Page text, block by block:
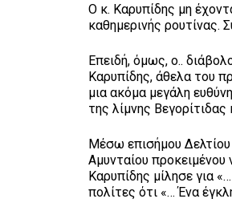
Ο κ. Καρυπίδης μη
καθημερινής ρουτίνας.
Επειδή, όμως, ο..
Καρυπίδης, άθελα του
μια ακόμα μεγάλη
της λίμνης
Μέσω επισήμου
Αμυνταίου
Καρυπίδης μίλησε για
πολίτες ότι «… Ένα